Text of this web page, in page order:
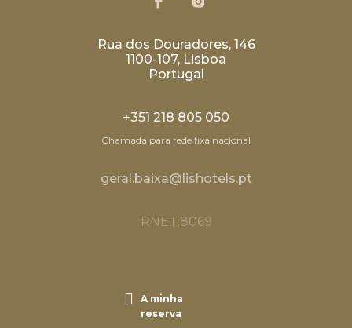
Rua dos Douradores, 146
1100-107, Lisboa
Portugal
+351 218 805 050
Chamada para rede fixa nacional
geral.baixa@lishotels.pt
RNET:8069
A minha
reserva